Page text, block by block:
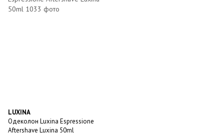
LUXINA
Одеколон Luxina Espressione
Aftershave Luxina 50ml